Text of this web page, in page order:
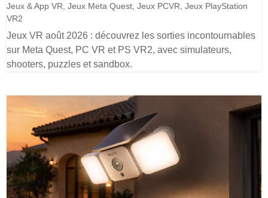
Jeux & App VR ,Jeux Meta Quest ,Jeux PCVR ,Jeux PlayStation
VR2
Jeux VR août 2026 : découvrez les sorties incontournables
sur Meta Quest, PC VR et PS VR2, avec simulateurs,
shooters, puzzles et sandbox.